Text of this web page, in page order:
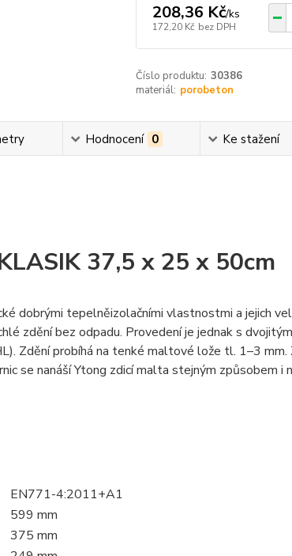
208,36 Kč/ks
172,20 Kč bez DPH
Číslo produktu: 30386
materiál: porobeton
Hodnocení 0 Ke stažení
37,5 x 25 x 50cm
dobrými tepelněizolačními vlastnostmi a jejich
zdění bez odpadu. Provedení je jednak s
Zdění probíhá na tenké maltové lože tl. 1–3
se nanáší Ytong zdicí malta stejným způsobem i
EN771-4:2011+A1
599 mm
375 mm